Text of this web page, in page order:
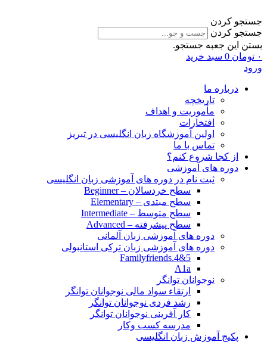
جستجو کردن
جستجو کردن
بستن این جعبه جستجو.
۰ تومان 0 سبد خرید
ورود
درباره ما
تاریخچه
مأموریت و اهداف
افتخارات
اولین آموزشگاه زبان انگلیسی در تبریز
تماس با ما
از کجا شروع کنم؟
دوره های آموزشی
ثبت نام در دوره های آموزشی زبان انگلیسی
سطح خردسالان – Beginner
سطح مبتدی – Elementary
سطح متوسط – Intermediate
سطح پیشرفته – Advanced
دوره های آموزشی زبان آلمانی
دوره های آموزشی زبان ترکی استانبولی
Familyfriends.4&5
A1a
نوجوانان توانگر
ارتقاء سواد مالی نوجوانان توانگر
رشد فردی نوجوانان توانگر
کار آفرینی نوجوانان توانگر
مدرسه کسب وکار
پکیج آموزش زبان انگلیسی